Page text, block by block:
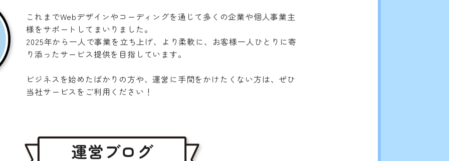
ABOUT
これまでWebデザインやコーディングを通じて多くの企業や個人事業主
様をサポートしてまいりました。
2025年から一人で事業を立ち上げ、より柔軟に、お客様一人ひとりに寄
り添ったサービス提供を目指しています。
ビジネスを始めたばかりの方や、運営に手間をかけたくない方は、ぜひ
当社サービスをご利用ください！
運営ブログ